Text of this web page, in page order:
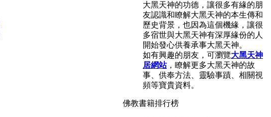
大黑天神的功德，讓很多有緣的朋
友認識和瞭解大黑天神的本生傳和
歷史背景，也因為這個機緣，讓很
多宿世與大黑天神有深厚緣份的人
開始發心供養承事大黑天神。
如有興趣的朋友，可瀏覽大黑天神
居網站，瞭解更多大黑天神的故
事、供奉方法、靈驗事蹟、相關視
頻等寶貴資料。
佛教書籍排行榜